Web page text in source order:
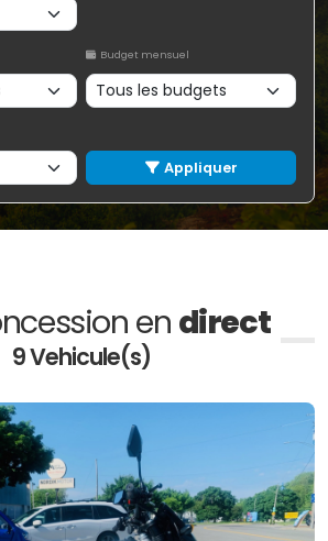
Budget mensuel
Appliquer
en direct
9 Vehicule(s)